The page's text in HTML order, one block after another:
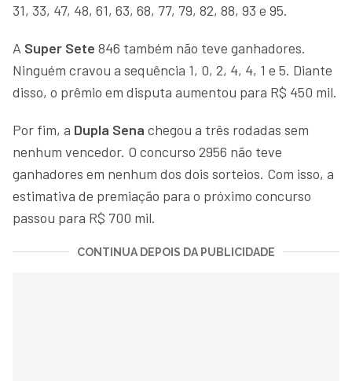
31, 33, 47, 48, 61, 63, 68, 77, 79, 82, 88, 93 e 95.
A Super Sete 846 também não teve ganhadores.
Ninguém cravou a sequência 1, 0, 2, 4, 4, 1 e 5. Diante
disso, o prêmio em disputa aumentou para R$ 450 mil.
Por fim, a Dupla Sena chegou a três rodadas sem
nenhum vencedor. O concurso 2956 não teve
ganhadores em nenhum dos dois sorteios. Com isso, a
estimativa de premiação para o próximo concurso
passou para R$ 700 mil.
CONTINUA DEPOIS DA PUBLICIDADE